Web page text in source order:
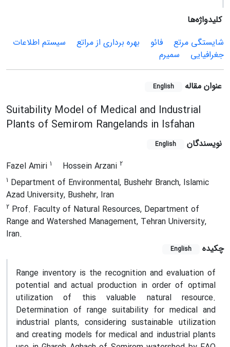
کلیدواژه‌ها
شایستگی مرتع
فائو بهره برداری از مراتع
سیستم اطلاعات
جغرافیایی
سمیرم
عنوان مقاله English
Suitability Model of Medical and Industrial
Plants of Semirom Rangelands in Isfahan
نویسندگان English
Fazel Amiri 1 Hossein Arzani 2
1 Department of Environmental, Bushehr Branch, Islamic
Azad University, Bushehr, Iran
2 Prof. Faculty of Natural Resources, Department of
Range and Watershed Management, Tehran University,
Iran.
چکیده
English
Range inventory is the recognition and evaluation of
potential and actual production in order of optimal
utilization of this valuable natural resource.
Determination of range suitability for medical and
industrial plants, considering sustainable utilization
and creating models for medical and industrial plants